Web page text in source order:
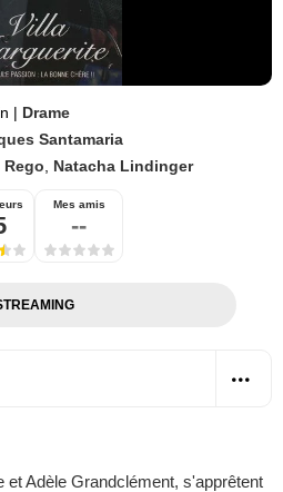
| Drame
Santamaria
Natacha Lindinger
Mes amis
--
et Adèle Grandclément, s'apprêtent